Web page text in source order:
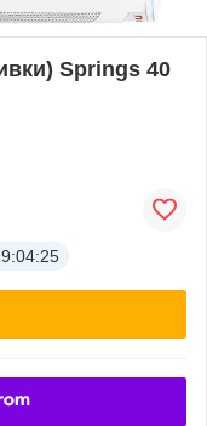
Springs 40